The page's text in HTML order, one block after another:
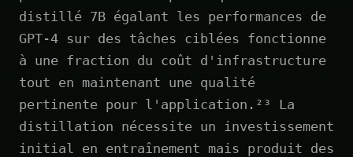
distillé 7B égalant les performances de
GPT-4 sur des tâches ciblées fonctionne
à une fraction du coût d'infrastructure
tout en maintenant une qualité
pertinente pour l'application.²³ La
distillation nécessite un investissement
initial en entraînement mais produit des